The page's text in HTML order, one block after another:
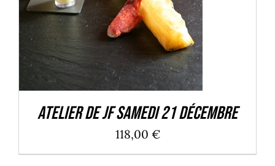
Atelier de JF Samedi 21 Décembre
118,00 €